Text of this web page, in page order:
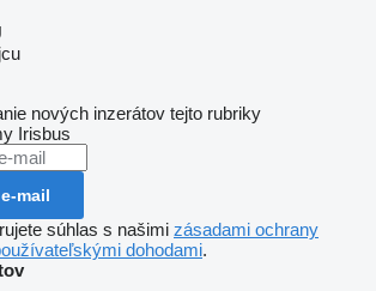
nových inzerátov tejto rubriky
Irisbus
mail
súhlas s našimi zásadami ochrany
dohodami.